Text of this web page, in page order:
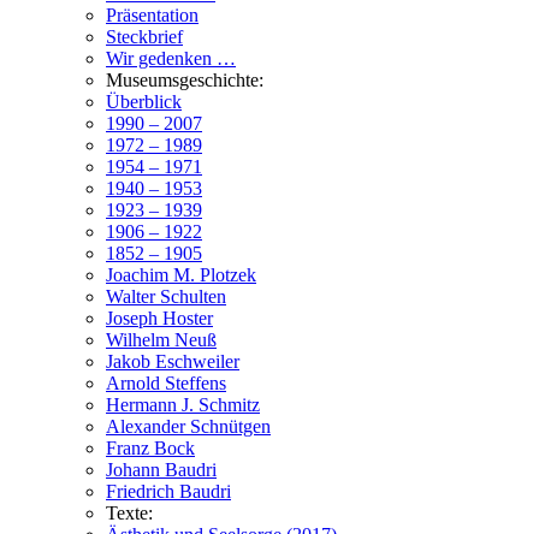
Präsentation
Steckbrief
Wir gedenken …
Museumsgeschichte:
Überblick
1990 – 2007
1972 – 1989
1954 – 1971
1940 – 1953
1923 – 1939
1906 – 1922
1852 – 1905
Joachim M. Plotzek
Walter Schulten
Joseph Hoster
Wilhelm Neuß
Jakob Eschweiler
Arnold Steffens
Hermann J. Schmitz
Alexander Schnütgen
Franz Bock
Johann Baudri
Friedrich Baudri
Texte: